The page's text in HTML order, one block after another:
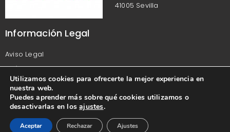
41005 Sevilla
Información Legal
Aviso Legal
Política de Privacidad
Política de Cookies
Utilizamos cookies para ofrecerte la mejor experiencia en
nuestra web.
Puedes aprender más sobre qué cookies utilizamos o
desactivarlas en losajustes.
Aceptar Rechazar Ajustes